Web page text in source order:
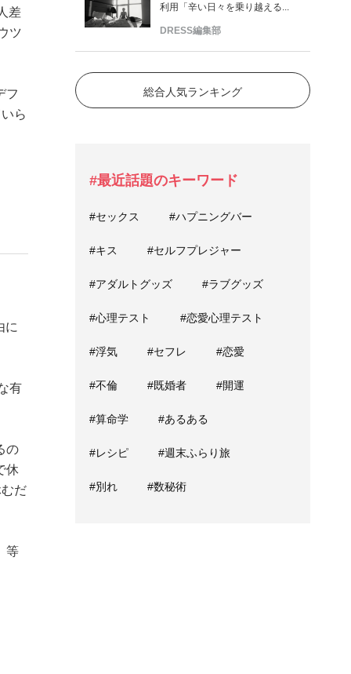
差
ツ
フ
ら
に
有
の
休
だ
等
利用「辛い日々を乗り越える...
DRESS編集部
総合人気ランキング
#最近話題のキーワード
#セックス #ハプニングバー
#キス #セルフプレジャー
#アダルトグッズ #ラブグッズ
#心理テスト #恋愛心理テスト
#浮気 #セフレ #恋愛
#不倫 #既婚者 #開運
#算命学 #あるある
#レシピ #週末ふらり旅
#別れ #数秘術